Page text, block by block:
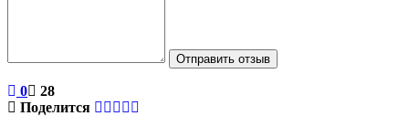
Отправить отзыв
0
28
Поделится